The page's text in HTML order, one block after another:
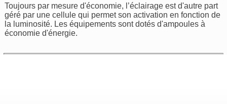
Toujours par mesure d'économie, l’éclairage est d'autre part
géré par une cellule qui permet son activation en fonction de
la luminosité. Les équipements sont dotés d'ampoules à
économie d'énergie.